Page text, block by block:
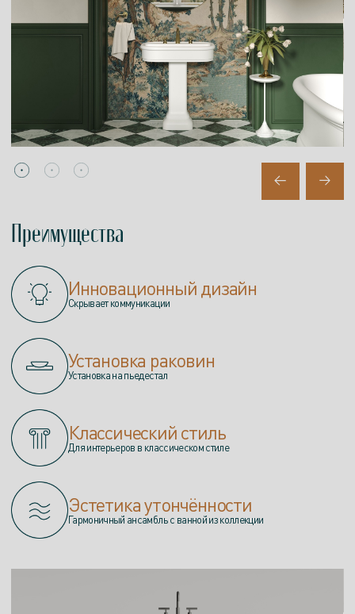
Преимущества
Инновационный дизайн
Скрывает коммуникации
Установка раковин
Установка на пьедестал
Классический стиль
Для интерьеров в классическом стиле
Эстетика утончённости
Гармоничный ансамбль с ванной из коллекции